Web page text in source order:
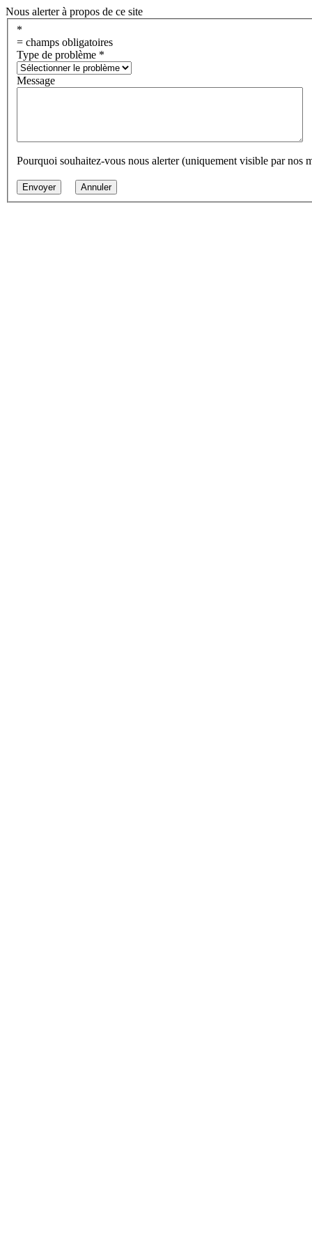
Nous alerter à propos de ce site
*
= champs obligatoires
Type de problème *
Message
Pourquoi souhaitez-vous nous alerter (uniquement visible par nos